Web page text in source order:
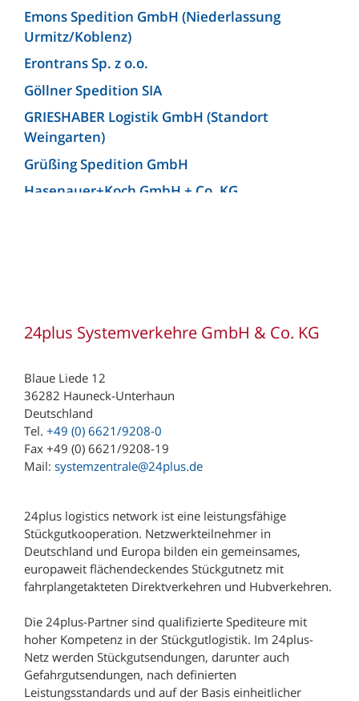
Emons Spedition GmbH (Niederlassung
Urmitz/Koblenz)
Erontrans Sp. z o.o.
Göllner Spedition SIA
GRIESHABER Logistik GmbH (Standort
Weingarten)
Grüßing Spedition GmbH
Hasenauer+Koch GmbH + Co. KG
Kunzendorf Spedition GmbH
Kunzendorf Spedition GmbH (Niederlassung
Ludwigsburg)
Lagermax Logistics Austria GmbH
Lagermax Logistics Hungary Kft.
Maier Spedition GmbH
Michael Wolf Spedition OHG
Möller Internationale Speditions GmbH & Co.
KG
Mühlberger Spedition & Logistik GmbH
Oetjen Logistik GmbH
Reischl & Schneider GmbH & Co.
Robert Müller GmbH
24plus Systemverkehre GmbH & Co. KG
Blaue Liede 12
36282 Hauneck-Unterhaun
Deutschland
Tel. +49 (0) 6621/9208-0
Fax +49 (0) 6621/9208-19
Mail: systemzentrale@24plus.de
24plus logistics network ist eine leistungsfähige
Stückgutkooperation. Netzwerkteilnehmer in
Deutschland und Europa bilden ein gemeinsames,
europaweit flächendeckendes Stückgutnetz mit
fahrplangetakteten Direktverkehren und Hubverkehren.
Die 24plus-Partner sind qualifizierte Spediteure mit
hoher Kompetenz in der Stückgutlogistik. Im 24plus-
Netz werden Stückgutsendungen, darunter auch
Gefahrgutsendungen, nach definierten
Leistungsstandards und auf der Basis einheitlicher